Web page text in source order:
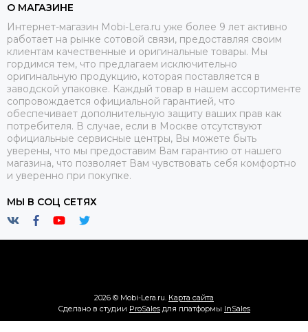
О МАГАЗИНЕ
Интернет-магазин Mobi-Lera.ru уже более 9 лет активно
работает на рынке сотовой связи, предоставляя своим
клиентам качественные и оригинальные товары. Мы
гордимся тем, что предлагаем исключительно
оригинальную продукцию, которая поставляется в
заводской упаковке. Каждый товар в нашем ассортименте
сопровождается официальной гарантией, что
обеспечивает дополнительную защиту ваших прав как
потребителя. В случае, если в Москве отсутствуют
официальные сервисные центры, Вы можете быть
уверены, что мы предоставим Вам гарантию от нашего
магазина, что позволяет Вам чувствовать себя комфортно
и уверенно при покупке.
МЫ В СОЦ СЕТЯХ
2026 © Mobi-Lera.ru. Карта сайта
Сделано в студии ProSales для платформы InSales